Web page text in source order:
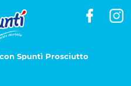
con Spuntì Prosciutto